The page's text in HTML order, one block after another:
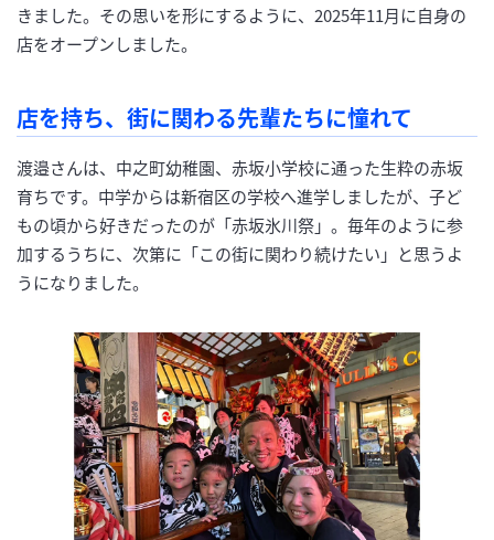
きました。その思いを形にするように、2025年11月に自身の
店をオープンしました。
店を持ち、街に関わる先輩たちに憧れて
渡邉さんは、中之町幼稚園、赤坂小学校に通った生粋の赤坂
育ちです。中学からは新宿区の学校へ進学しましたが、子ど
もの頃から好きだったのが「赤坂氷川祭」。毎年のように参
加するうちに、次第に「この街に関わり続けたい」と思うよ
うになりました。